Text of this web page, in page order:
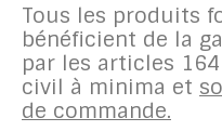
Tous les produits
bénéficient de la
par les articles
civil à minima et
de commande.